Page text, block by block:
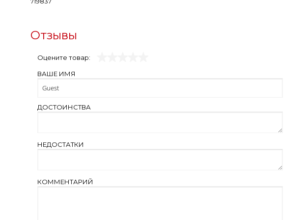
Отзывы
Оцените товар:
ВАШЕ ИМЯ
ДОСТОИНСТВА
НЕДОСТАТКИ
КОММЕНТАРИЙ